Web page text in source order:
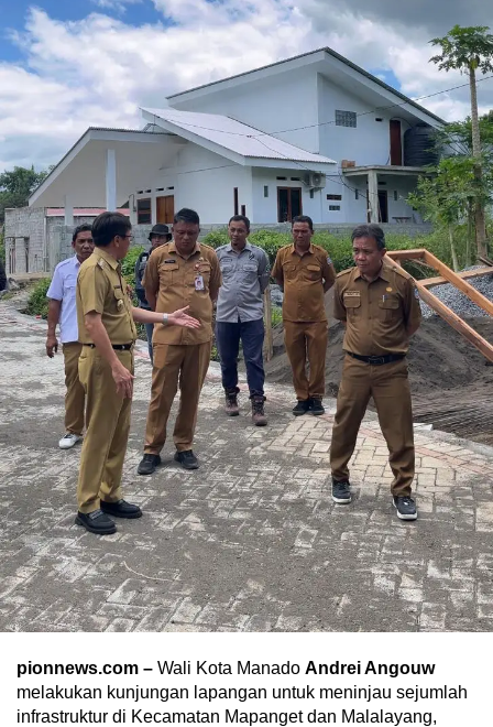
pionnews.com – Wali Kota Manado Andrei Angouw
melakukan kunjungan lapangan untuk meninjau sejumlah
infrastruktur di Kecamatan Mapanget dan Malalayang,